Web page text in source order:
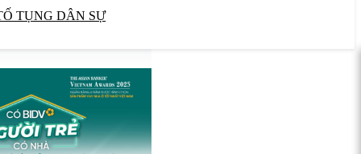
TỤNG DÂN SỰ